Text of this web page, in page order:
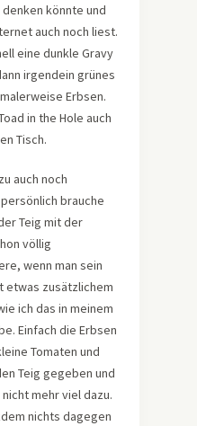
könnte und
auch noch liest.
eine dunkle Gravy
irgendein grünes
Erbsen.
in the Hole auch
Tisch.
auch noch
brauche
Teig mit der
völlig
wenn man sein
etwas zusätzlichem
ich das in meinem
Einfach die Erbsen
Tomaten und
Teig gegeben und
mehr viel dazu.
nichts dagegen